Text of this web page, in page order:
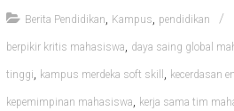
Berita Pendidikan, Kampus, pendidikan
berpikir kritis mahasiswa, daya saing global
tinggi, kampus merdeka soft skill , kecerdasan
kepemimpinan mahasiswa, kerja sama tim